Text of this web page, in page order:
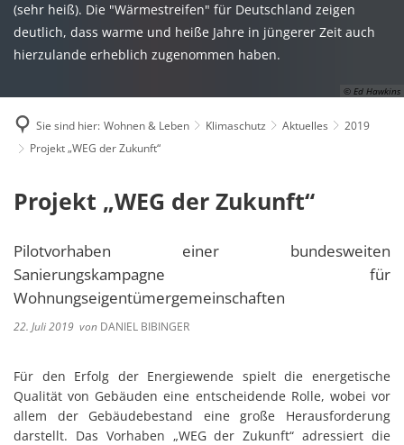
© Ed Hawkins
(sehr heiß). Die "Wärmestreifen" für Deutschland zeigen
deutlich, dass warme und heiße Jahre in jüngerer Zeit auch
hierzulande erheblich zugenommen haben.
Sie sind hier: Wohnen & Leben Klimaschutz Aktuelles
2019
Projekt „WEG der Zukunft“
Projekt „WEG der Zukunft“
Pilotvorhaben einer bundesweiten
Sanierungskampagne für
Wohnungseigentümergemeinschaften
22. Juli 2019 von DANIEL BIBINGER
Für den Erfolg der Energiewende spielt die energetische
Qualität von Gebäuden eine entscheidende Rolle, wobei vor
allem der Gebäudebestand eine große Herausforderung
darstellt. Das Vorhaben „WEG der Zukunft“ adressiert die